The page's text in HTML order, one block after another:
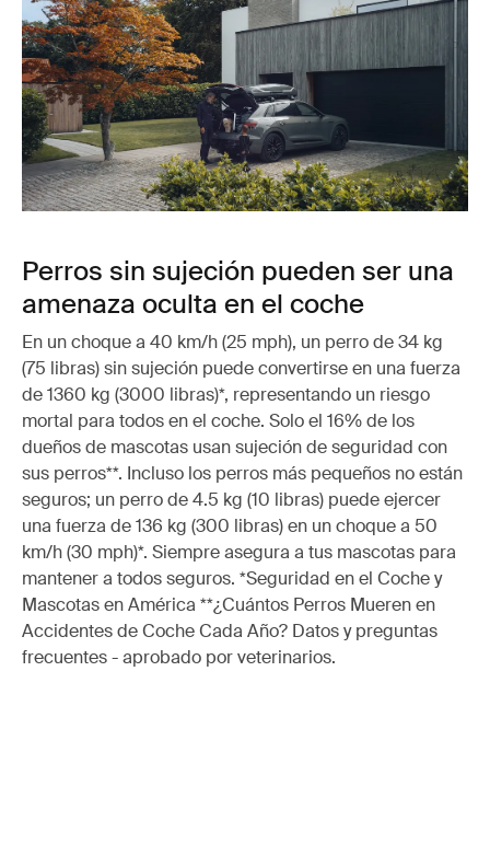
Perros sin sujeción pueden ser una
amenaza oculta en el coche
En un choque a 40 km/h (25 mph), un perro de 34 kg
(75 libras) sin sujeción puede convertirse en una fuerza
de 1360 kg (3000 libras)*, representando un riesgo
mortal para todos en el coche. Solo el 16% de los
dueños de mascotas usan sujeción de seguridad con
sus perros**. Incluso los perros más pequeños no están
seguros; un perro de 4.5 kg (10 libras) puede ejercer
una fuerza de 136 kg (300 libras) en un choque a 50
km/h (30 mph)*. Siempre asegura a tus mascotas para
mantener a todos seguros. *Seguridad en el Coche y
Mascotas en América **¿Cuántos Perros Mueren en
Accidentes de Coche Cada Año? Datos y preguntas
frecuentes - aprobado por veterinarios.